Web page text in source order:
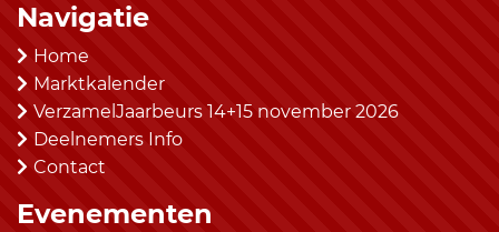
Navigatie
Home
Marktkalender
VerzamelJaarbeurs 14+15 november 2026
Deelnemers Info
Contact
Evenementen